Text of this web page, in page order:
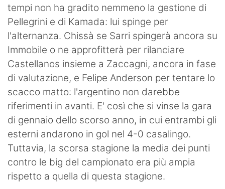
tempi non ha gradito nemmeno la gestione di
Pellegrini e di Kamada: lui spinge per
l'alternanza. Chissà se Sarri spingerà ancora su
Immobile o ne approfitterà per rilanciare
Castellanos insieme a Zaccagni, ancora in fase
di valutazione, e Felipe Anderson per tentare lo
scacco matto: l'argentino non darebbe
riferimenti in avanti. E' così che si vinse la gara
di gennaio dello scorso anno, in cui entrambi gli
esterni andarono in gol nel 4-0 casalingo.
Tuttavia, la scorsa stagione la media dei punti
contro le big del campionato era più ampia
rispetto a quella di questa stagione.